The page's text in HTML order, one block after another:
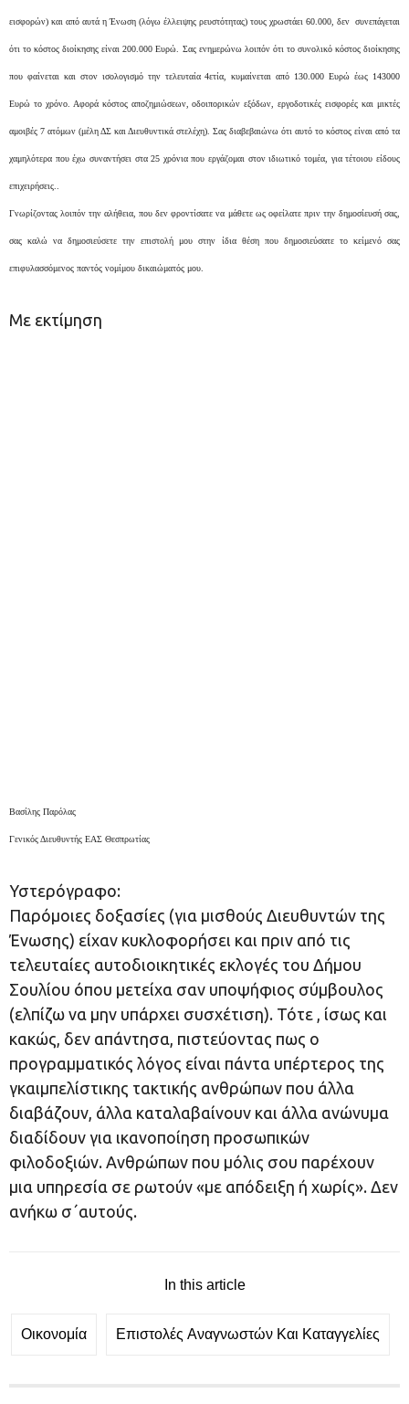
εισφορών) και από αυτά η Ένωση (λόγω έλλειψης ρευστότητας) τους χρωστάει 60.000, δεν συνεπάγεται
ότι το κόστος διοίκησης είναι 200.000 Ευρώ. Σας ενημερώνω λοιπόν ότι το συνολικό κόστος διοίκησης
που φαίνεται και στον ισολογισμό την τελευταία 4ετία, κυμαίνεται από 130.000 Ευρώ έως 143000
Ευρώ το χρόνο. Αφορά κόστος αποζημιώσεων, οδοιπορικών εξόδων, εργοδοτικές εισφορές και μικτές
αμοιβές 7 ατόμων (μέλη ΔΣ και Διευθυντικά στελέχη). Σας διαβεβαιώνω ότι αυτό το κόστος είναι από τα
χαμηλότερα που έχω συναντήσει στα 25 χρόνια που εργάζομαι στον ιδιωτικό τομέα, για τέτοιου είδους
επιχειρήσεις..
Γνωρίζοντας λοιπόν την αλήθεια, που δεν φροντίσατε να μάθετε ως οφείλατε πριν την δημοσίευσή σας,
σας καλώ να δημοσιεύσετε την επιστολή μου στην ίδια θέση που δημοσιεύσατε το κείμενό σας
επιφυλασσόμενος παντός νομίμου δικαιώματός μου.
Με εκτίμηση
Βασίλης Παρόλας
Γενικός Διευθυντής ΕΑΣ Θεσπρωτίας
Υστερόγραφο:
Παρόμοιες δοξασίες (για μισθούς Διευθυντών της
Ένωσης) είχαν κυκλοφορήσει και πριν από τις
τελευταίες αυτοδιοικητικές εκλογές του Δήμου
Σουλίου όπου μετείχα σαν υποψήφιος σύμβουλος
(ελπίζω να μην υπάρχει συσχέτιση). Τότε , ίσως και
κακώς, δεν απάντησα, πιστεύοντας πως ο
προγραμματικός λόγος είναι πάντα υπέρτερος της
γκαιμπελίστικης τακτικής ανθρώπων που άλλα
διαβάζουν, άλλα καταλαβαίνουν και άλλα ανώνυμα
διαδίδουν για ικανοποίηση προσωπικών
φιλοδοξιών. Ανθρώπων που μόλις σου παρέχουν
μια υπηρεσία σε ρωτούν «με απόδειξη ή χωρίς». Δεν
ανήκω σ΄αυτούς.
In this article
Οικονομία Επιστολές Aναγνωστών Και Καταγγελίες